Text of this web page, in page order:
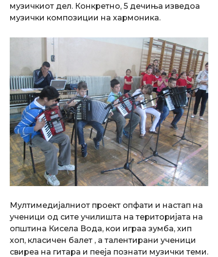
музичкиот дел. Конкретно, 5 дечиња изведоа
музички композиции на хармоника.
Мултимедијалниот проект опфати и настап на
ученици од сите училишта на територијата на
општина Кисела Вода, кои играа зумба, хип
хоп, класичен балет , а талентирани ученици
свиреа на гитара и пееја познати музички теми.